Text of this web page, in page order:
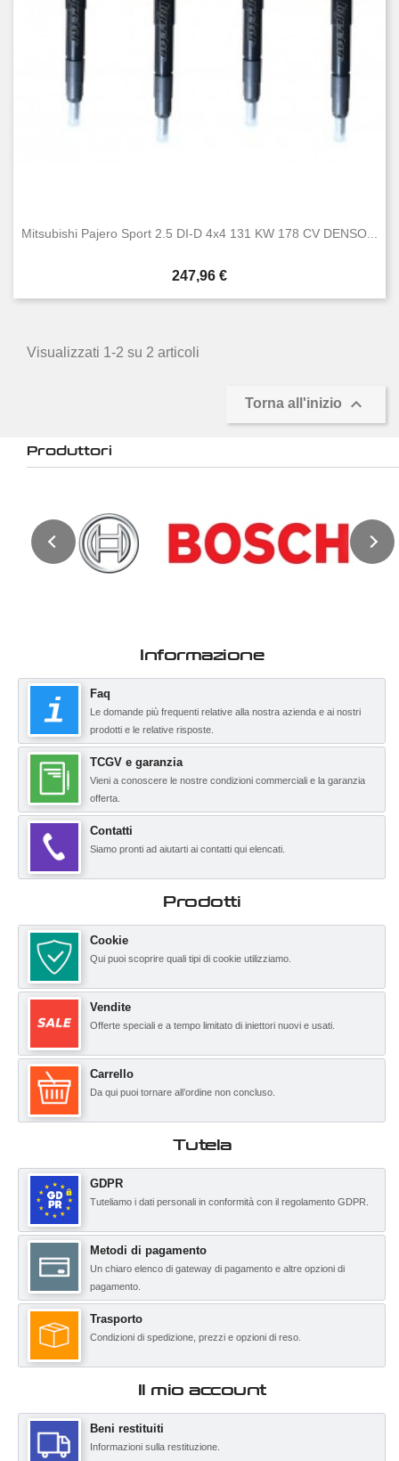
Mitsubishi Pajero Sport 2.5 DI-D 4x4 131 KW 178 CV DENSO...
Prezzo
247,96 €
Visualizzati 1-2 su 2 articoli
Torna all'inizio 
Produttori
Informazione
Faq
Le domande più frequenti relative alla nostra azienda e ai nostri
prodotti e le relative risposte.
TCGV e garanzia
Vieni a conoscere le nostre condizioni commerciali e la garanzia
offerta.
Contatti
Siamo pronti ad aiutarti ai contatti qui elencati.
Prodotti
Cookie
Qui puoi scoprire quali tipi di cookie utilizziamo.
Vendite
Offerte speciali e a tempo limitato di iniettori nuovi e usati.
Carrello
Da qui puoi tornare all’ordine non concluso.
Tutela
GDPR
Tuteliamo i dati personali in conformità con il regolamento GDPR.
Metodi di pagamento
Un chiaro elenco di gateway di pagamento e altre opzioni di
pagamento.
Trasporto
Condizioni di spedizione, prezzi e opzioni di reso.
Il mio account
Beni restituiti
Informazioni sulla restituzione.